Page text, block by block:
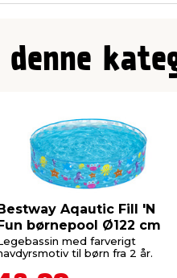
Aqautic Fill 'N
børnepool Ø122 cm
med farverigt
til børn fra 2 år.